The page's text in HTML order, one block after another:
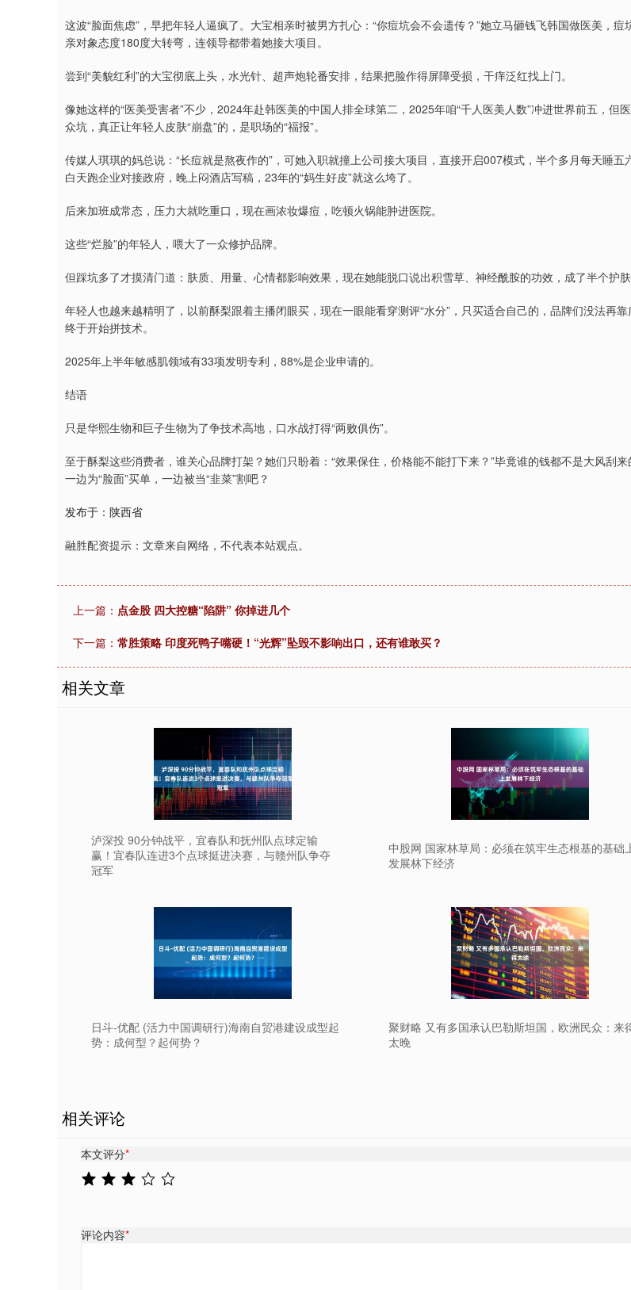
这波“脸面焦虑”，早把年轻人逼疯了。大宝相亲时被男方扎心：“你痘坑会不会遗传？”她立马砸钱飞韩国做医美，痘
亲对象态度180度大转弯，连领导都带着她接大项目。
尝到“美貌红利”的大宝彻底上头，水光针、超声炮轮番安排，结果把脸作得屏障受损，干痒泛红找上门。
像她这样的“医美受害者”不少，2024年赴韩医美的中国人排全球第二，2025年咱“千人医美人数”冲进世界前五，但
众坑，真正让年轻人皮肤“崩盘”的，是职场的“福报”。
传媒人琪琪的妈总说：“长痘就是熬夜作的”，可她入职就撞上公司接大项目，直接开启007模式，半个多月每天睡五
白天跑企业对接政府，晚上闷酒店写稿，23年的“妈生好皮”就这么垮了。
后来加班成常态，压力大就吃重口，现在画浓妆爆痘，吃顿火锅能肿进医院。
这些“烂脸”的年轻人，喂大了一众修护品牌。
但踩坑多了才摸清门道：肤质、用量、心情都影响效果，现在她能脱口说出积雪草、神经酰胺的功效，成了半个护肤
年轻人也越来越精明了，以前酥梨跟着主播闭眼买，现在一眼能看穿测评“水分”，只买适合自己的，品牌们没法再靠
终于开始拼技术。
2025年上半年敏感肌领域有33项发明专利，88%是企业申请的。
结语
只是华熙生物和巨子生物为了争技术高地，口水战打得“两败俱伤”。
至于酥梨这些消费者，谁关心品牌打架？她们只盼着：“效果保住，价格能不能打下来？”毕竟谁的钱都不是大风刮
一边为“脸面”买单，一边被当“韭菜”割吧？
发布于：陕西省
融胜配资提示：文章来自网络，不代表本站观点。
上一篇： 点金股 四大控糖“陷阱” 你掉进几个
下一篇： 常胜策略 印度死鸭子嘴硬！“光辉”坠毁不影响出口，还有谁敢买？
相关文章
泸深投 90分钟战平，宜春队和抚州队点球定输
赢！宜春队连进3个点球挺进决赛，与赣州队争夺
冠军
中股网 国家林草局：必须在筑牢生态根基的基础
发展林下经济
日斗-优配 (活力中国调研行)海南自贸港建设成型起
势：成何型？起何势？
聚财略 又有多国承认巴勒斯坦国，欧洲民众：来
太晚
相关评论
本文评分*
评论内容*